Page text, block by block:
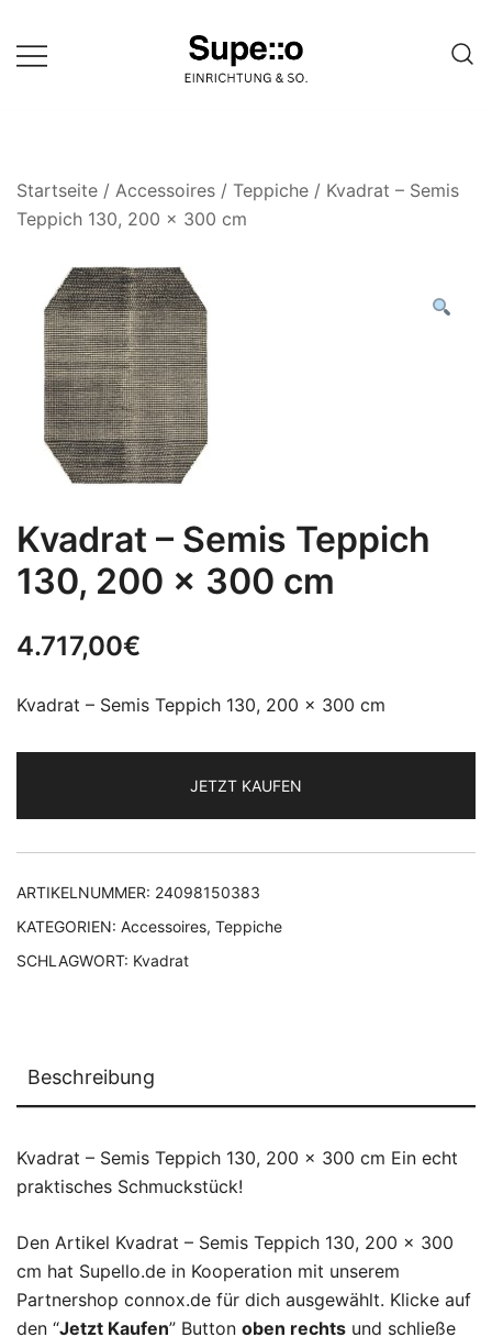
zum
Inhalt
einer Website
Startseite / Accessoires / Teppiche / Kvadrat – Semis
Teppich 130, 200 x 300 cm
Kvadrat – Semis Teppich
130, 200 x 300 cm
4.717,00€
Kvadrat – Semis Teppich 130, 200 x 300 cm
JETZT KAUFEN
ARTIKELNUMMER: 24098150383
KATEGORIEN: Accessoires, Teppiche
SCHLAGWORT: Kvadrat
Beschreibung
Kvadrat – Semis Teppich 130, 200 x 300 cm Ein echt
praktisches Schmuckstück!
Den Artikel Kvadrat – Semis Teppich 130, 200 x 300
cm hat Supello.de in Kooperation mit unserem
Partnershop connox.de für dich ausgewählt. Klicke auf
den “Jetzt Kaufen” Button oben rechts und schließe